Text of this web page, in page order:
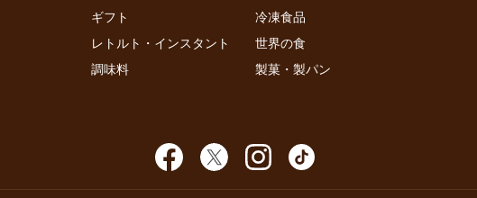
ギフト
冷凍食品
レトルト・インスタント
世界の食
調味料
製菓・製パン